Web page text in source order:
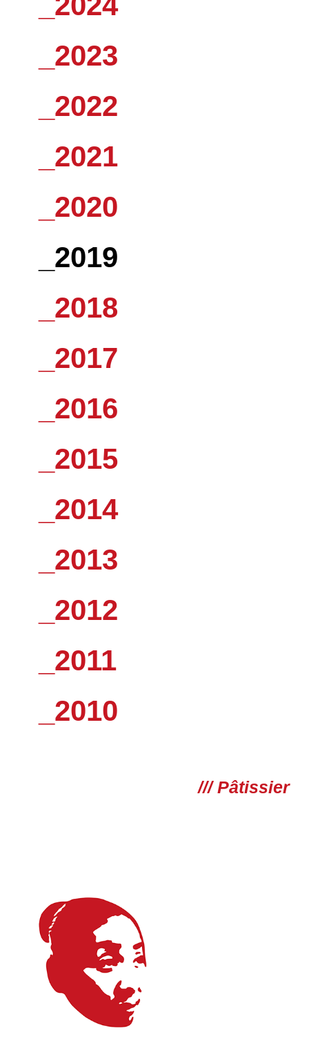
_2023
_2022
_2021
_2020
_2019
_2018
_2017
_2016
_2015
_2014
_2013
_2012
_2011
_2010
/// Pâtissier